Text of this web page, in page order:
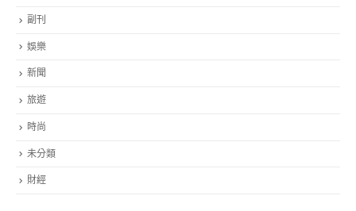
副刊
娛樂
新聞
旅遊
時尚
未分類
財經